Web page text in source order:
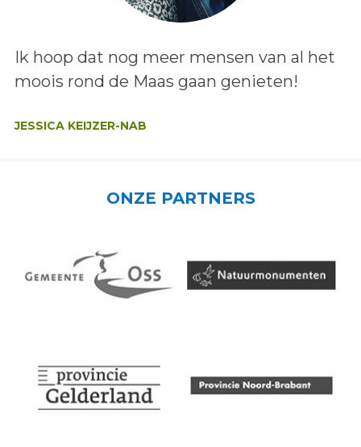
Lees het bericht:
Ik hoop dat nog meer mensen van al het
moois rond de Maas gaan genieten!
JESSICA KEIJZER-NAB
ONZE PARTNERS